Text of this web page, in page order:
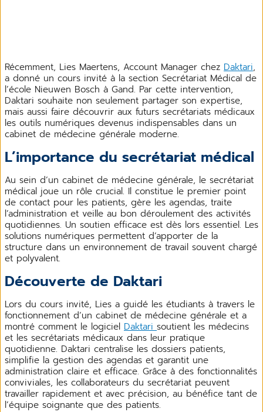
Récemment, Lies Maertens, Account Manager chez Daktari,
a donné un cours invité à la section Secrétariat Médical de
l’école Nieuwen Bosch à Gand. Par cette intervention,
Daktari souhaite non seulement partager son expertise,
mais aussi faire découvrir aux futurs secrétariats médicaux
les outils numériques devenus indispensables dans un
cabinet de médecine générale moderne.
L’importance du secrétariat médical
Au sein d’un cabinet de médecine générale, le secrétariat
médical joue un rôle crucial. Il constitue le premier point
de contact pour les patients, gère les agendas, traite
l’administration et veille au bon déroulement des activités
quotidiennes. Un soutien efficace est dès lors essentiel. Les
solutions numériques permettent d’apporter de la
structure dans un environnement de travail souvent chargé
et polyvalent.
Découverte de Daktari
Lors du cours invité, Lies a guidé les étudiants à travers le
fonctionnement d’un cabinet de médecine générale et a
montré comment le logiciel Daktari soutient les médecins
et les secrétariats médicaux dans leur pratique
quotidienne. Daktari centralise les dossiers patients,
simplifie la gestion des agendas et garantit une
administration claire et efficace. Grâce à des fonctionnalités
conviviales, les collaborateurs du secrétariat peuvent
travailler rapidement et avec précision, au bénéfice tant de
l’équipe soignante que des patients.